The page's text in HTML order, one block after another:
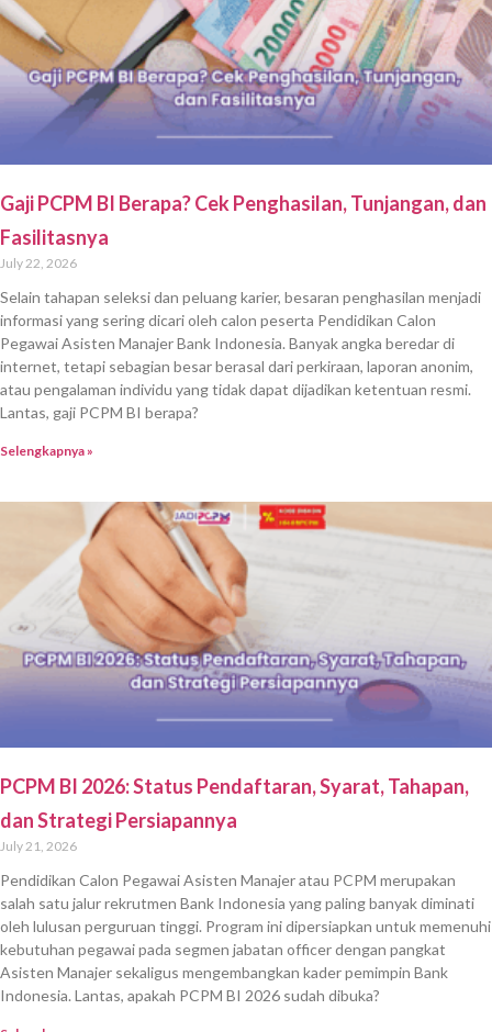
Gaji PCPM BI Berapa? Cek Penghasilan, Tunjangan, dan
Fasilitasnya
July 22, 2026
Selain tahapan seleksi dan peluang karier, besaran penghasilan menjadi
informasi yang sering dicari oleh calon peserta Pendidikan Calon
Pegawai Asisten Manajer Bank Indonesia. Banyak angka beredar di
internet, tetapi sebagian besar berasal dari perkiraan, laporan anonim,
atau pengalaman individu yang tidak dapat dijadikan ketentuan resmi.
Lantas, gaji PCPM BI berapa?
Selengkapnya »
PCPM BI 2026: Status Pendaftaran, Syarat, Tahapan,
dan Strategi Persiapannya
July 21, 2026
Pendidikan Calon Pegawai Asisten Manajer atau PCPM merupakan
salah satu jalur rekrutmen Bank Indonesia yang paling banyak diminati
oleh lulusan perguruan tinggi. Program ini dipersiapkan untuk memenuhi
kebutuhan pegawai pada segmen jabatan officer dengan pangkat
Asisten Manajer sekaligus mengembangkan kader pemimpin Bank
Indonesia. Lantas, apakah PCPM BI 2026 sudah dibuka?